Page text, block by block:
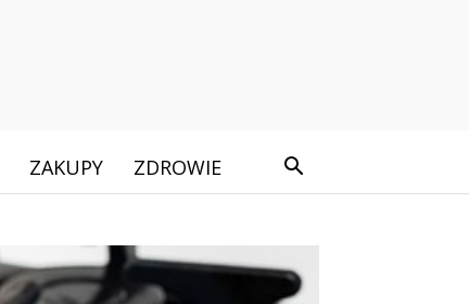
ZAKUPY ZDROWIE